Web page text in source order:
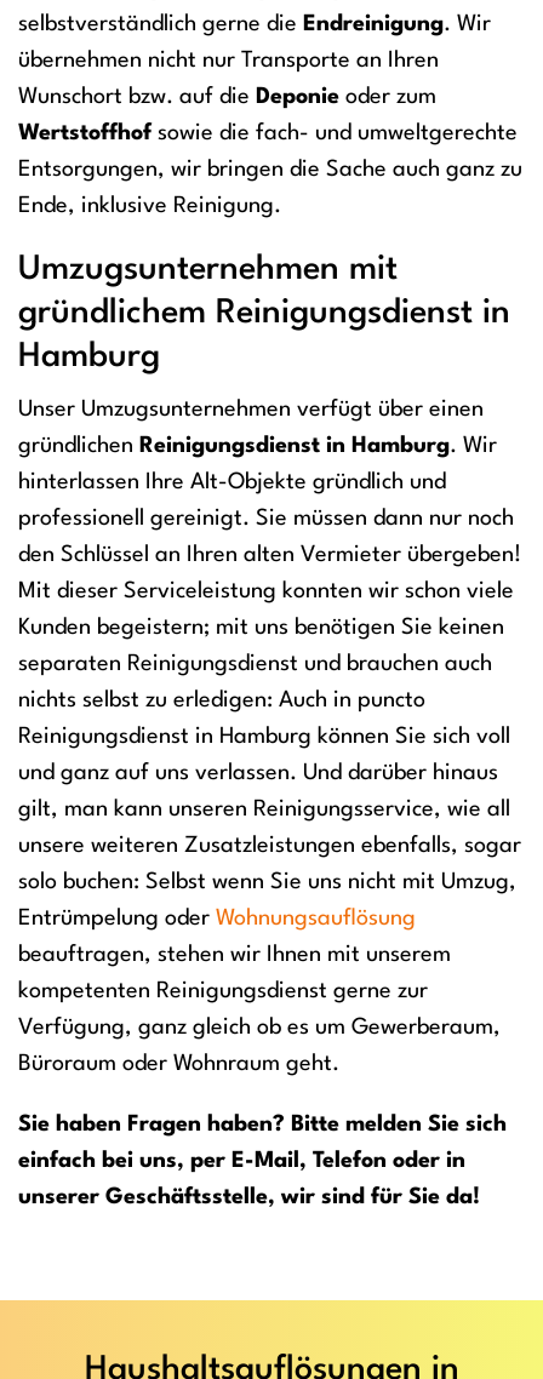
selbstverständlich gerne die Endreinigung. Wir
übernehmen nicht nur Transporte an Ihren
Wunschort bzw. auf die Deponie oder zum
Wertstoffhof sowie die fach- und umweltgerechte
Entsorgungen, wir bringen die Sache auch ganz zu
Ende, inklusive Reinigung.
Umzugsunternehmen mit
gründlichem Reinigungsdienst in
Hamburg
Unser Umzugsunternehmen verfügt über einen
gründlichen Reinigungsdienst in Hamburg. Wir
hinterlassen Ihre Alt-Objekte gründlich und
professionell gereinigt. Sie müssen dann nur noch
den Schlüssel an Ihren alten Vermieter übergeben!
Mit dieser Serviceleistung konnten wir schon viele
Kunden begeistern; mit uns benötigen Sie keinen
separaten Reinigungsdienst und brauchen auch
nichts selbst zu erledigen: Auch in puncto
Reinigungsdienst in Hamburg können Sie sich voll
und ganz auf uns verlassen. Und darüber hinaus
gilt, man kann unseren Reinigungsservice, wie all
unsere weiteren Zusatzleistungen ebenfalls, sogar
solo buchen: Selbst wenn Sie uns nicht mit Umzug,
Entrümpelung oder Wohnungsauflösung
beauftragen, stehen wir Ihnen mit unserem
kompetenten Reinigungsdienst gerne zur
Verfügung, ganz gleich ob es um Gewerberaum,
Büroraum oder Wohnraum geht.
Sie haben Fragen haben? Bitte melden Sie sich
einfach bei uns, per E-Mail, Telefon oder in
unserer Geschäftsstelle, wir sind für Sie da!
Haushaltsauflösungen in